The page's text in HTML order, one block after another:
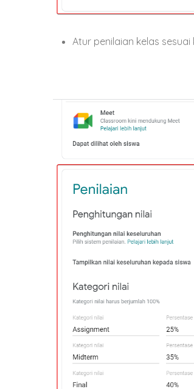
Atur penilaian kelas sesuai